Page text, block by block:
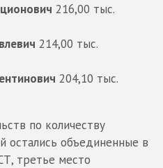
216,00 тыс.
214,00 тыс.
204,10 тыс.
по количеству
остались объединенные в
третье место